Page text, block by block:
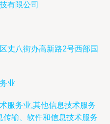
有限公司
丈八街办高新路2号西部国
业
服务业,其他信息技术服务
传输、软件和信息技术服务